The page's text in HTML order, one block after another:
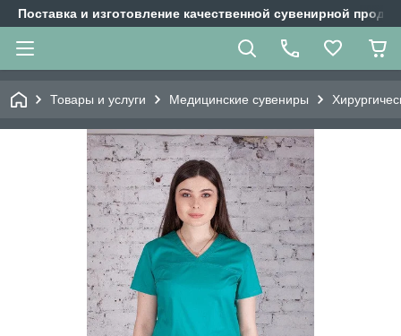
Поставка и изготовление качественной сувенирной
Товары и услуги Медицинские сувениры